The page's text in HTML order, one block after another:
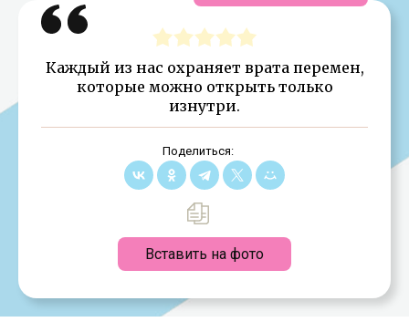
Каждый из нас охраняет врата перемен,
которые можно открыть только
изнутри.
Поделиться:
Вставить на фото